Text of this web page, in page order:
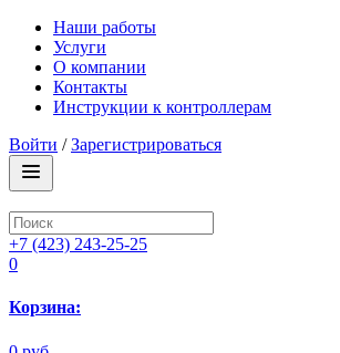
Наши работы
Услуги
О компании
Контакты
Инструкции к контроллерам
Войти /Зарегистрироваться
+7 (423) 243-25-25
0
Корзина: